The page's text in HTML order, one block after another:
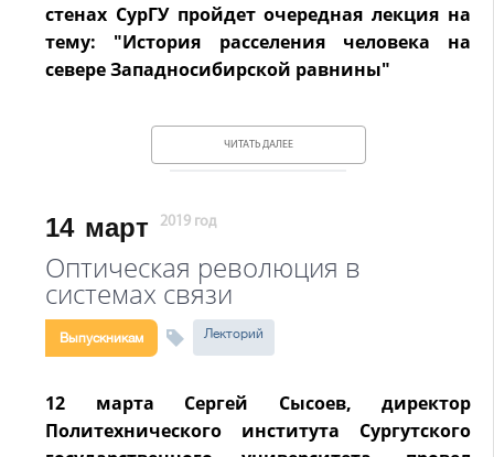
стенах СурГУ пройдет очередная лекция на
тему: "История расселения человека на
севере Западносибирской равнины"
ЧИТАТЬ ДАЛЕЕ
14 март 2019 год
Оптическая революция в
системах связи
Выпускникам Лекторий
12 марта Сергей Сысоев, директор
Политехнического института Сургутского